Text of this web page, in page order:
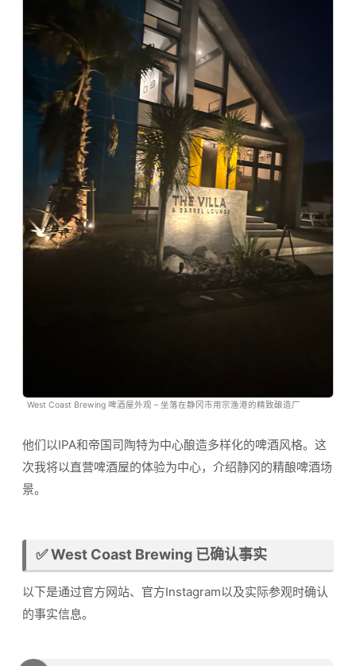
West Coast Brewing 啤酒屋外观 – 坐落在静冈市用宗渔港的精致酿造厂
他们以IPA和帝国司陶特为中心酿造多样化的啤酒风格。这
次我将以直营啤酒屋的体验为中心，介绍静冈的精酿啤酒场
景。
✅ West Coast Brewing 已确认事实
以下是通过官方网站、官方Instagram以及实际参观时确认
的事实信息。